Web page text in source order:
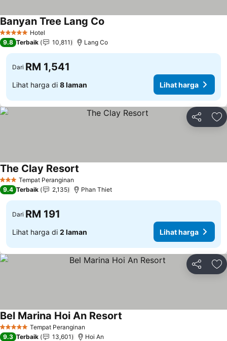
5 Bintang Hotel
Banyan Tree Lang Co
9.8 Terbaik 10,811 Lang Co
Dari RM 1,541
Lihat harga di 8 laman Lihat harga
Kongsi
3 BintangTempat Peranginan
The Clay Resort
9.4 Terbaik 2,135 Phan Thiet
Dari RM 191
Lihat harga di 2 laman Lihat harga
Kongsi
5 Bintang Tempat Peranginan
Bel Marina Hoi An Resort
9.3 Terbaik 13,601 Hoi An